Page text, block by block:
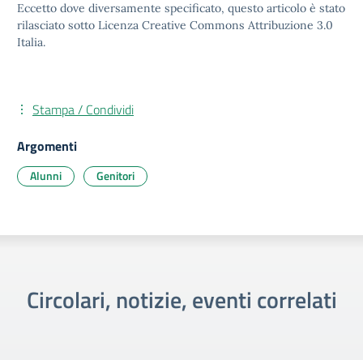
Eccetto dove diversamente specificato, questo articolo è stato
rilasciato sotto Licenza Creative Commons Attribuzione 3.0
Italia.
Stampa / Condividi
Argomenti
Alunni Genitori
Circolari, notizie, eventi correlati